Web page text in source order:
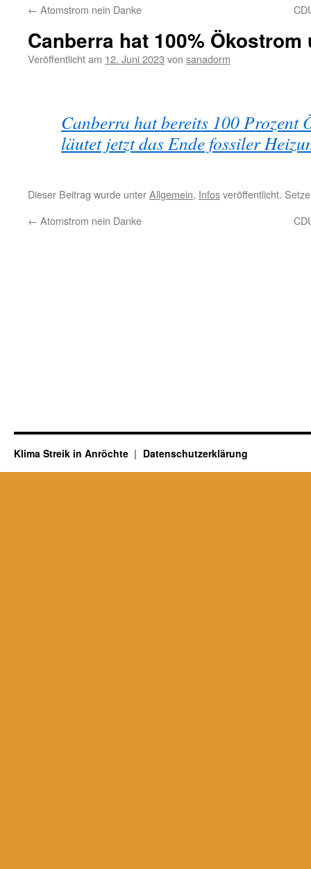
← Atomstrom nein Danke
Canberra hat 100% Ökostrom
Veröffentlicht am 12. Juni 2023 von sanadorm
Canberra hat bereits 100 Prozent
läutet jetzt das Ende fossiler
Dieser Beitrag wurde unterAllgemein, Infosveröffentlicht.
← Atomstrom nein Danke
Klima Streik in Anröchte Datenschutzerklärung